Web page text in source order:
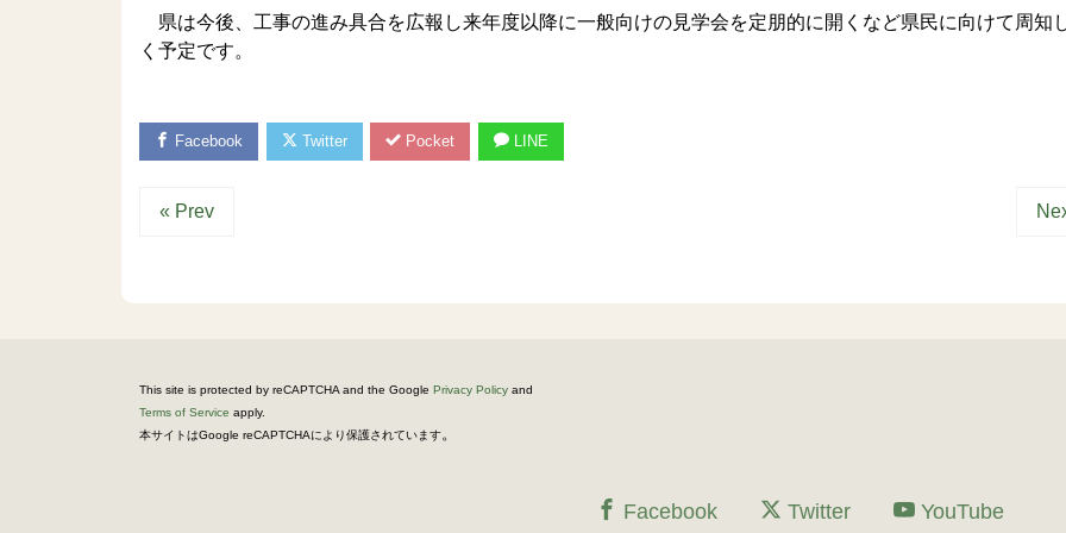
県は今後、工事の進み具合を広報し来年度以降に一般向けの見学会を定朋的に開くなど県民に向けて周知
く予定です。
Facebook Twitter Pocket LINE
« Prev
This site is protected by reCAPTCHA and the Google Privacy Policy and
Terms of Service apply.
本サイトはGoogle reCAPTCHAにより保護されています。
Facebook Twitter YouTube